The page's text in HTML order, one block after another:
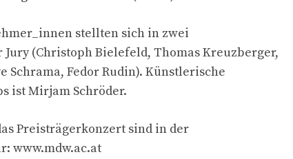
stellten sich in zwei
(Christoph Bielefeld, Thomas Kreuzberger,
Schrama, Fedor Rudin). Künstlerische
ist Mirjam Schröder.
Preisträgerkonzert sind in der
www.mdw.ac.at